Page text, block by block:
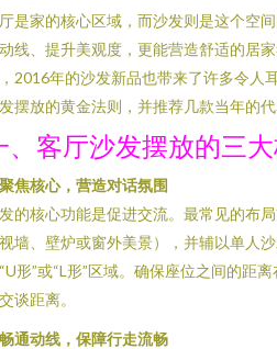
是家的核心区域，而沙发则是这个空
线、提升美观度，更能营造舒适的居
2016年的沙发新品也带来了许多令人
摆放的黄金法则，并推荐几款当年的代
、客厅沙发摆放的三
聚焦核心，营造对话氛围
的核心功能是促进交流。最常见的布
墙、壁炉或窗外美景），并辅以单人
形”或“L形”区域。确保座位之间的距
谈距离。
畅通动线，保障行走流畅